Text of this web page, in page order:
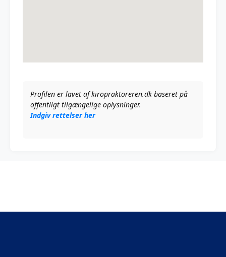
Profilen er lavet af kiropraktoreren.dk baseret på
offentligt tilgængelige oplysninger.
Indgiv rettelser her